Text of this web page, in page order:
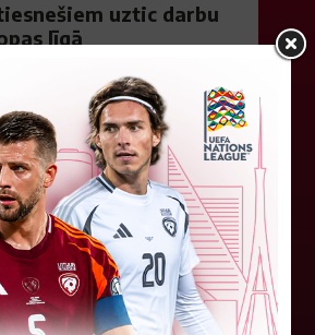
uztic darbu
līgā
brigāde apkalpos UEFA Eiropas
spēli šovakar Dublinā starp
un "Egnatia" komandām.
pildīs galvenā...
04. augusts 2026.